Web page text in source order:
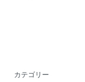
カテゴリー